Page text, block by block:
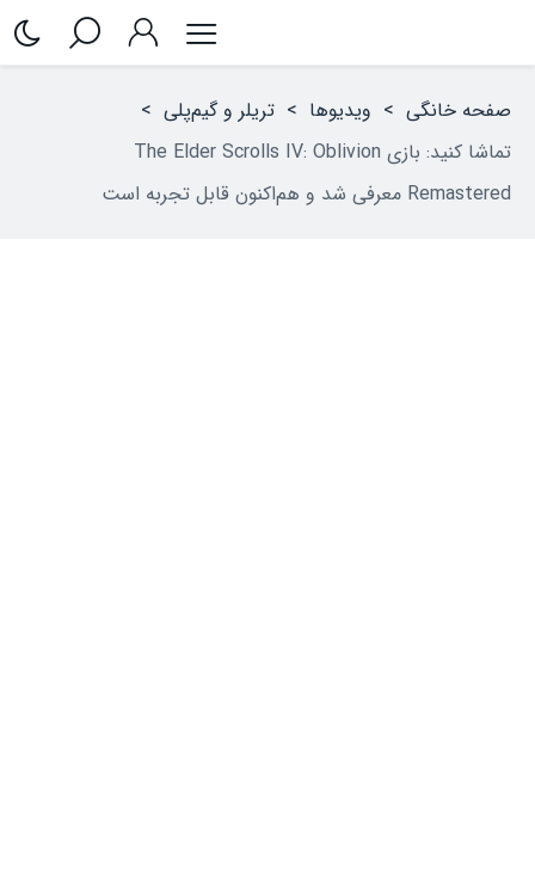
صفحه خانگی > ویدیوها > تریلر و گیم‌پلی >
تماشا کنید: بازی The Elder Scrolls IV: Oblivion
Remastered معرفی شد و هم‌اکنون قابل تجربه است